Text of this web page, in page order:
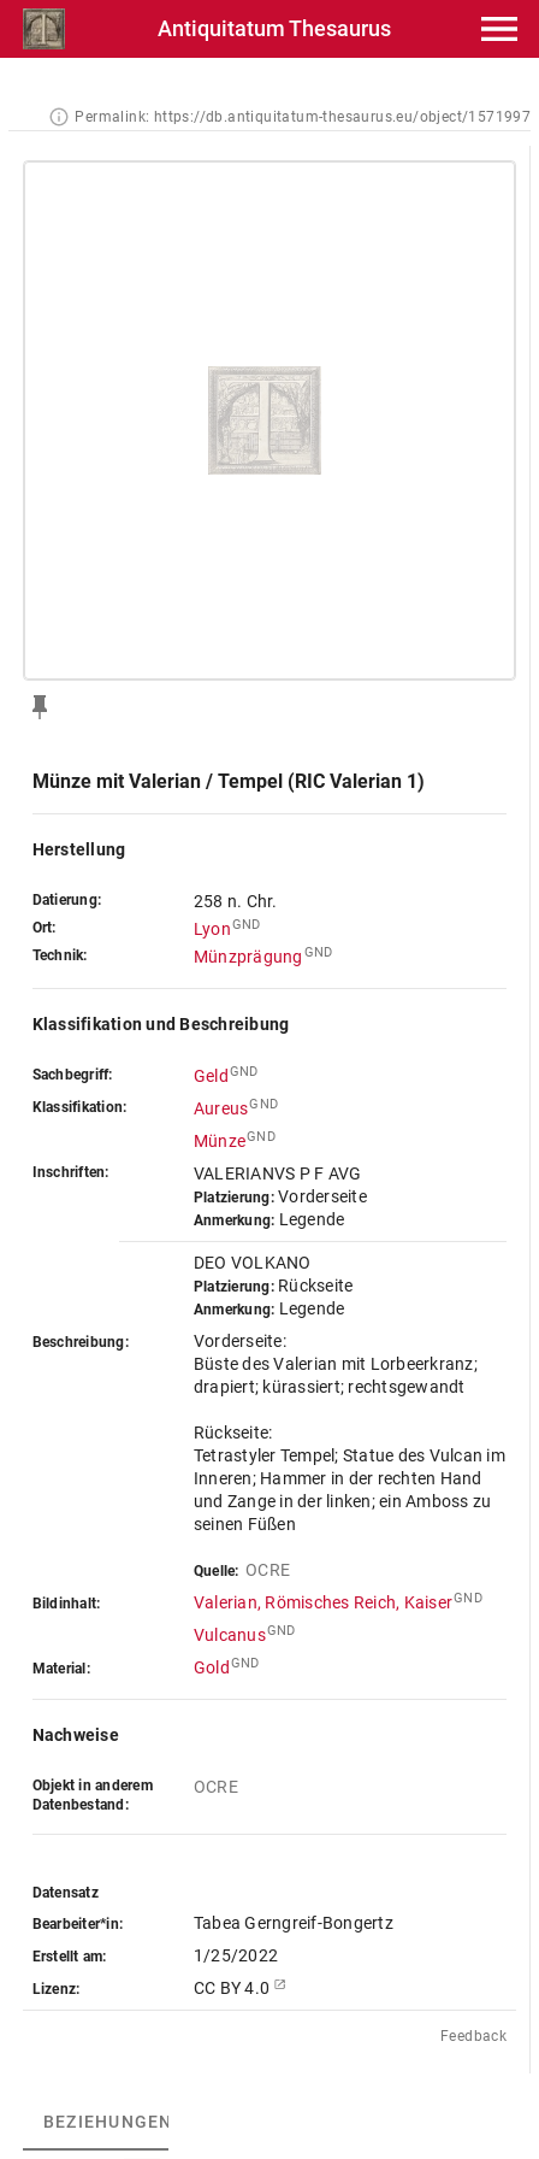
Antiquitatum Thesaurus
Permalink: https://db.antiquitatum-thesaurus.eu/object/1571997
Münze mit Valerian / Tempel (RIC Valerian 1)
Herstellung
Datierung: 258 n. Chr.
Ort: LyonGND
Technik: Münzprägung GND
Klassifikation und Beschreibung
Sachbegriff: Geld GND
Klassifikation: AureusGND
MünzeGND
Inschriften: VALERIANVS P F AVG
Platzierung:Vorderseite
Anmerkung: Legende
DEO VOLKANO
Platzierung:Rückseite
Anmerkung: Legende
Beschreibung:
Vorderseite:
Büste des Valerian mit Lorbeerkranz;
drapiert; kürassiert; rechtsgewandt
Rückseite:
Tetrastyler Tempel; Statue des Vulcan im
Inneren; Hammer in der rechten Hand
und Zange in der linken; ein Amboss zu
seinen Füßen
Quelle: OCRE
Bildinhalt: Valerian, Römisches Reich, KaiserGND
VulcanusGND
Material: Gold GND
Nachweise
Objekt in anderem
Datenbestand:
OCRE
Datensatz
Bearbeiter*in:
Tabea Gerngreif-Bongertz
Erstellt am: 1/25/2022
Lizenz: CC BY 4.0
Feedback
BEZIEHUNGEN